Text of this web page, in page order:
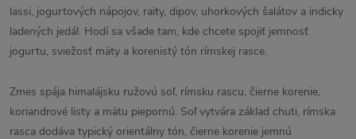
lassi, jogurtových nápojov, raity, dipov, uhorkových šalátov a indicky
ladených jedál. Hodí sa všade tam, kde chcete spojiť jemnosť
jogurtu, sviežosť mäty a korenistý tón rímskej rasce.
Zmes spája himalájsku ružovú soľ, rímsku rascu, čierne korenie,
koriandrové listy a mätu piepornú. Soľ vytvára základ chuti, rímska
rasca dodáva typický orientálny tón, čierne korenie jemnú